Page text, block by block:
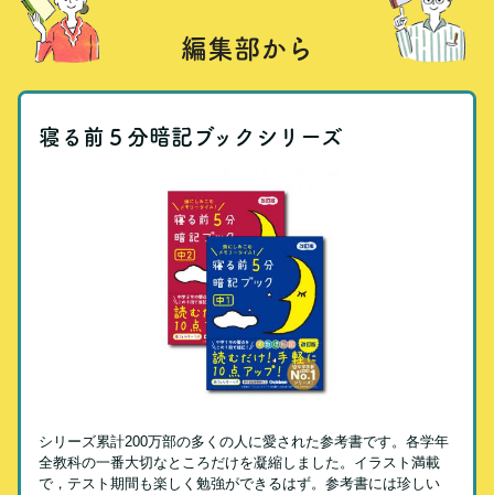
編集部から
寝る前５分暗記ブックシリーズ
シリーズ累計200万部の多くの人に愛された参考書です。各学年
全教科の一番大切なところだけを凝縮しました。イラスト満載
で，テスト期間も楽しく勉強ができるはず。参考書には珍しい